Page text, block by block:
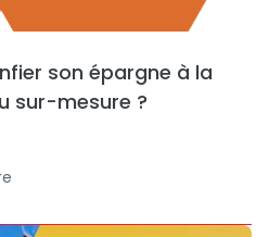
son épargne à la
sur-mesure ?